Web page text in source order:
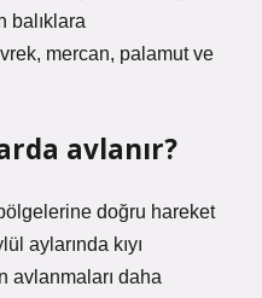
balıklara
mercan, palamut ve
avlanır?
bölgelerine doğru hareket
aylarında kıyı
avlanmaları daha